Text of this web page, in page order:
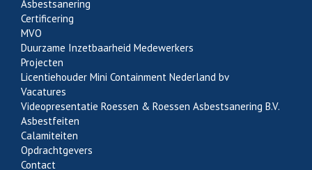
Asbestsanering
Certificering
MVO
Duurzame Inzetbaarheid Medewerkers
Projecten
Licentiehouder Mini Containment Nederland bv
Vacatures
Videopresentatie Roessen & Roessen Asbestsanering B.V.
Asbestfeiten
Calamiteiten
Opdrachtgevers
Contact